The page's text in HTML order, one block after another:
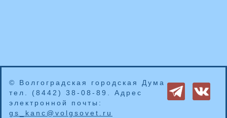
© Волгоградская городская Дума
тел. (8442) 38-08-89. Адрес
электронной почты:
gs_kanc@volgsovet.ru